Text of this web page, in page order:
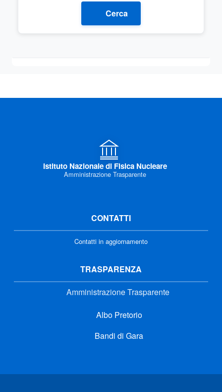
Cerca
Istituto Nazionale di Fisica Nucleare
Amministrazione Trasparente
CONTATTI
Contatti in aggiornamento
TRASPARENZA
Amministrazione Trasparente
Albo Pretorio
Bandi di Gara